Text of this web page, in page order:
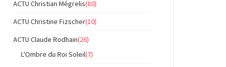
ACTU Christian Mégrelis(80)
ACTU Christine Fizscher(10)
ACTU Claude Rodhain(26)
L'Ombre du Roi Soleil(7)